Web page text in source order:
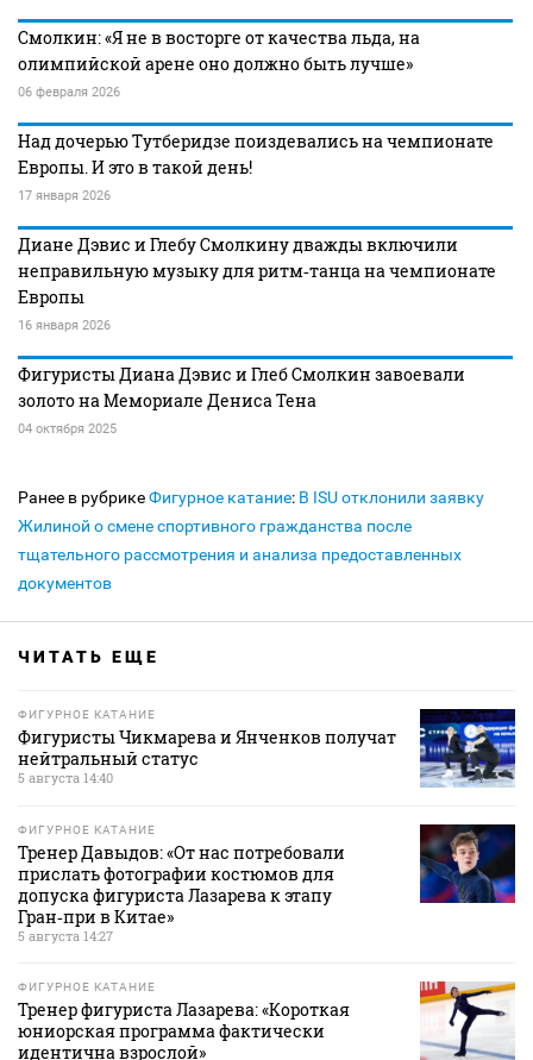
Смолкин: «Я не в восторге от качества льда, на
олимпийской арене оно должно быть лучше»
06 февраля 2026
Над дочерью Тутберидзе поиздевались на чемпионате
Европы. И это в такой день!
17 января 2026
Диане Дэвис и Глебу Смолкину дважды включили
неправильную музыку для ритм‑танца на чемпионате
Европы
16 января 2026
Фигуристы Диана Дэвис и Глеб Смолкин завоевали
золото на Мемориале Дениса Тена
04 октября 2025
Ранее в рубрикеФигурное катание: В ISU отклонили заявку
Жилиной о смене спортивного гражданства после
тщательного рассмотрения и анализа предоставленных
документов
ЧИТАТЬ ЕЩЕ
ФИГУРНОЕ КАТАНИЕ
Фигуристы Чикмарева и Янченков получат
нейтральный статус
5 августа 14:40
ФИГУРНОЕ КАТАНИЕ
Тренер Давыдов: «От нас потребовали
прислать фотографии костюмов для
допуска фигуриста Лазарева к этапу
Гран‑при в Китае»
5 августа 14:27
ФИГУРНОЕ КАТАНИЕ
Тренер фигуриста Лазарева: «Короткая
юниорская программа фактически
идентична взрослой»